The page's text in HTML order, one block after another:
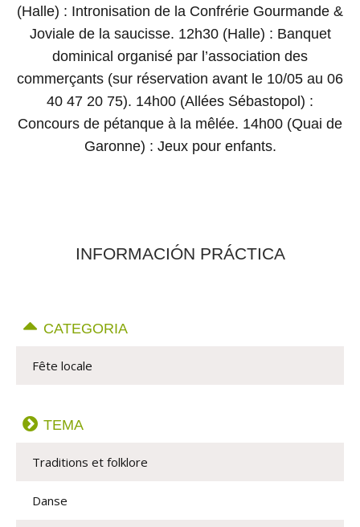
(Halle) : Intronisation de la Confrérie Gourmande &
Joviale de la saucisse. 12h30 (Halle) : Banquet
dominical organisé par l’association des
commerçants (sur réservation avant le 10/05 au 06
40 47 20 75). 14h00 (Allées Sébastopol) :
Concours de pétanque à la mêlée. 14h00 (Quai de
Garonne) : Jeux pour enfants.
INFORMACIÓN PRÁCTICA
CATEGORIA
Fête locale
TEMA
Traditions et folklore
Danse